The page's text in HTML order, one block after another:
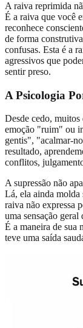
A raiva reprimida
É a raiva que você
reconhece
de forma
confusas. Esta é a
agressivos que
sentir preso.
A Psicologia
Desde cedo, muitos
emoção "ruim" ou
gentis", "acalmar-
resultado,
conflitos,
A supressão não
Lá, ela ainda molda
raiva não expressa
uma sensação
É a maneira de sua
teve uma saída